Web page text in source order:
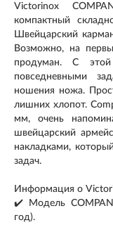
Victorinox
компактный
Швейцарский
Возможно, на
продуман. С
повседневными
ношения ножа.
лишних хлопот.
мм, очень
швейцарский
накладками,
задач.
Информация о
✔️ Модель
год).